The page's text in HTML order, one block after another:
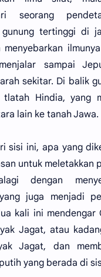
seorang
gunung tertinggi di
menyebarkan
sampai
sekitar. Di balik
tlatah Hindia, yang
lain ke tanah Jawa.
sisi ini, apa yang
untuk meletakkan
dengan
juga menjadi
kali ini mendengar
Jagat, atau
Jagat, dan
yang berada di